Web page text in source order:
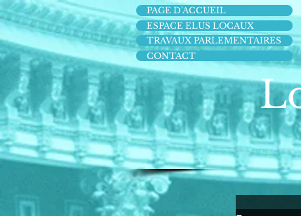
PAGE D'ACCUEIL
ESPACE ELUS LOCAUX
TRAVAUX PARLEMENTAIRES
CONTACT